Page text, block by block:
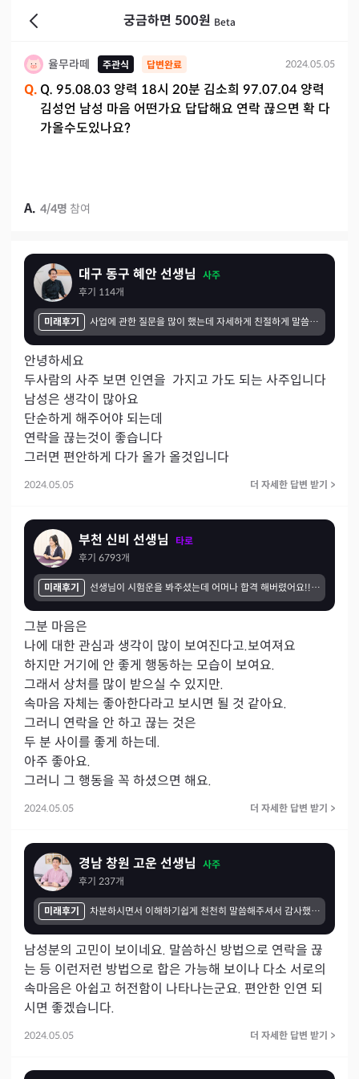
궁금하면 500원 Beta
율무라떼 주관식 답변완료 2024.05.05
Q. Q. 95.08.03 양력 18시 20분 김소희 97.07.04 양력
김성언 남성 마음 어떤가요 답답해요 연락 끊으면 확 다
가올수도있나요?
A. 4/4명 참여
대구 동구 혜안 선생님
사주
후기 114개
미래후기 사업에 관한 질문을 많이 했는데 자세하게 친절하게 말씀해 주셨고 만족합니다. 주로 계야건이나 상대방 업체가 어떤 상대인지 직원채용시 그 사람은 어떤사람인지 채용해도 될지를 많이 상담 했는데 잘 맞았어요.. 감사합니다~~~~~~~~
안녕하세요
두사람의 사주 보면 인연을  가지고 가도 되는 사주입니다
남성은 생각이 많아요
단순하게 해주어야 되는데
연락을 끊는것이 좋습니다
그러면 편안하게 다가 올가 올것입니다
2024.05.05 더 자세한 답변 받기 >
부천 신비 선생님
타로
후기 6793개
미래후기 선생님이 시험운을 봐주셨는데 어머나 합격 해버렸어요!!! 감사합니다 덕분에 맘 편하게 시험보고 합격까지 받았어요! 노력이 필요하다해서 엄청 노력한것도 있지만 선생님 말씀을 듣고 더욱더 노력한데에도 성과가 있었던것 겉아요 간사합니다!
그분 마음은
나에 대한 관심과 생각이 많이 보여진다고.보여져요
하지만 거기에 안 좋게 행동하는 모습이 보여요.
그래서 상처를 많이 받으실 수 있지만.
속마음 자체는 좋아한다라고 보시면 될 것 같아요.
그러니 연락을 안 하고 끊는 것은
두 분 사이를 좋게 하는데.
아주 좋아요.
그러니 그 행동을 꼭 하셨으면 해요.
2024.05.05 더 자세한 답변 받기 >
경남 창원 고운 선생님
사주
후기 237개
미래후기 차분하시면서 이해하기쉽게 천천히 말씀해주셔서 감사했습니다.생각해보면 기회라든지 있었을텐데 놓치지않았나싶네요 힘든순간 많을거라고 하셨는데 제 멘탈이중요했던거같습니다.답답한마음 터놓을수있어서 한결가벼웠던 기억이납니다.감사합니다
남성분의 고민이 보이네요. 말씀하신 방법으로 연락을 끊
는 등 이런저런 방법으로 합은 가능해 보이나 다소 서로의
속마음은 아쉽고 허전함이 나타나는군요. 편안한 인연 되
시면 좋겠습니다.
2024.05.05 더 자세한 답변 받기 >